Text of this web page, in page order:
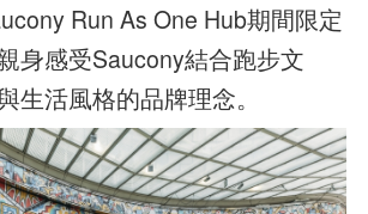
Run As One Hub期間限定
身感受Saucony結合跑步文
生活風格的品牌理念。